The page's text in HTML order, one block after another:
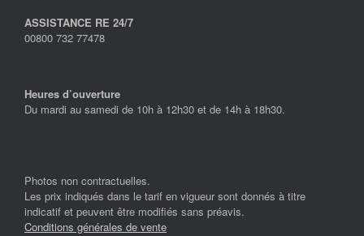
ASSISTANCE RE 24/7
00800 732 77478
Heures d’ouverture
Du mardi au samedi de 10h à 12h30 et de 14h à 18h30.
Photos non contractuelles.
Les prix indiqués dans le tarif en vigueur sont donnés à titre
indicatif et peuvent être modifiés sans préavis.
Conditions générales de vente